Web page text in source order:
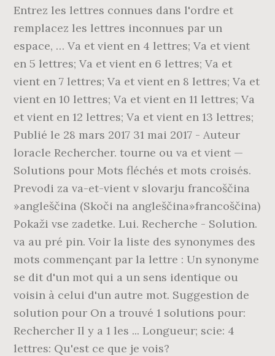
Entrez les lettres connues dans l'ordre et
remplacez les lettres inconnues par un
espace, … Va et vient en 4 lettres; Va et vient
en 5 lettres; Va et vient en 6 lettres; Va et
vient en 7 lettres; Va et vient en 8 lettres; Va et
vient en 10 lettres; Va et vient en 11 lettres; Va
et vient en 12 lettres; Va et vient en 13 lettres;
Publié le 28 mars 2017 31 mai 2017 - Auteur
loracle Rechercher. tourne ou va et vient —
Solutions pour Mots fléchés et mots croisés.
Prevodi za va-et-vient v slovarju francoščina
»angleščina (Skoči na angleščina»francoščina)
Pokaži vse zadetke. Lui. Recherche - Solution.
va au pré pin. Voir la liste des synonymes des
mots commençant par la lettre : Un synonyme
se dit d'un mot qui a un sens identique ou
voisin à celui d'un autre mot. Suggestion de
solution pour On a trouvé 1 solutions pour:
Rechercher Il y a 1 les ... Longueur; scie: 4
lettres: Qu'est ce que je vois?